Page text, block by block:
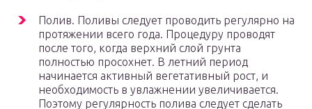
Полив. Поливы следует проводить регулярно на
протяжении всего года. Процедуру проводят
после того, когда верхний слой грунта
полностью просохнет. В летний период
начинается активный вегетативный рост, и
необходимость в увлажнении увеличивается.
Поэтому регулярность полива следует сделать